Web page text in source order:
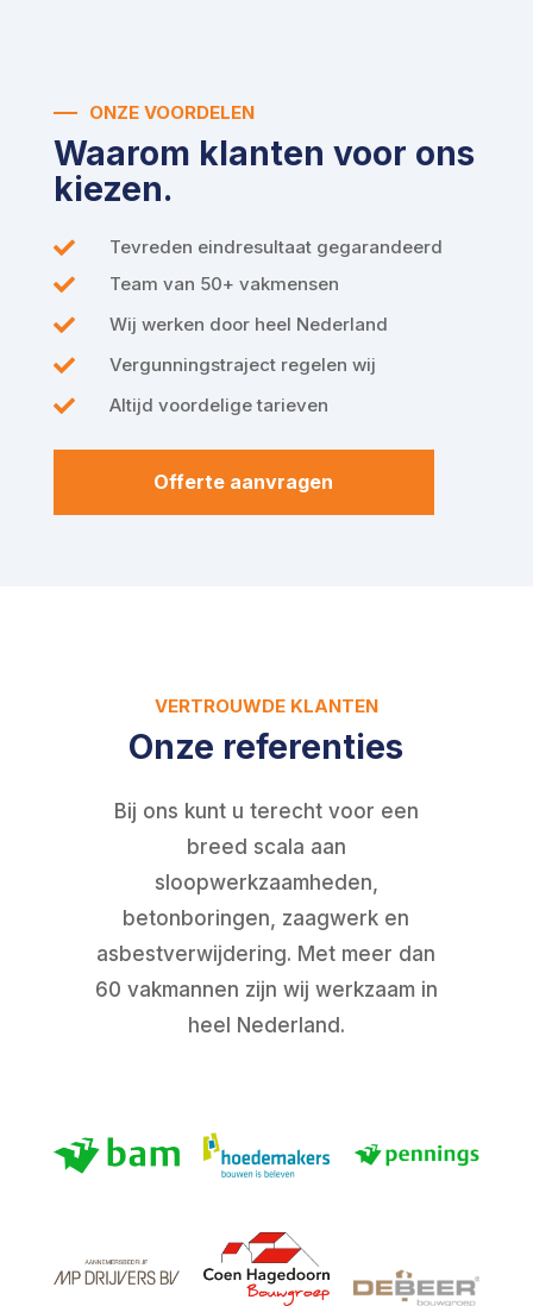
ONZE VOORDELEN
Waarom klanten voor ons
kiezen.
 Tevreden eindresultaat gegarandeerd
 Team van 50+ vakmensen
 Wij werken door heel Nederland
 Vergunningstraject regelen wij
 Altijd voordelige tarieven
Offerte aanvragen
VERTROUWDE KLANTEN
Onze referenties
Bij ons kunt u terecht voor een
breed scala aan
sloopwerkzaamheden,
betonboringen, zaagwerk en
asbestverwijdering. Met meer dan
60 vakmannen zijn wij werkzaam in
heel Nederland.